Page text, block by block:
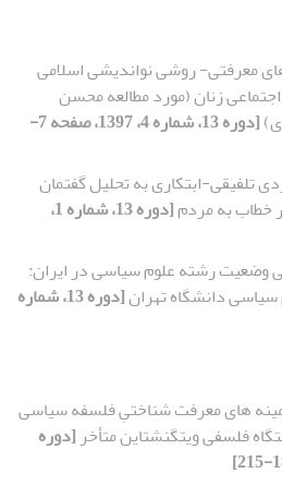
معرفتی- روشی نواندیشی اسلامی
زنان (مورد مطالعه محسن
[دوره 13، شماره 4، 1397، صفحه 7-
تلفیقی-ابتکاری به تحلیل گفتمان‌
خطاب به مردم
[دوره 13، شماره 1،
وضعیت رشته علوم سیاسی در ایران:
دانشگاه تهران
[دوره 13، شماره
های معرفت شناختیِ فلسفه سیاسی
فلسفی ویتگنشتاین متأخر [دوره